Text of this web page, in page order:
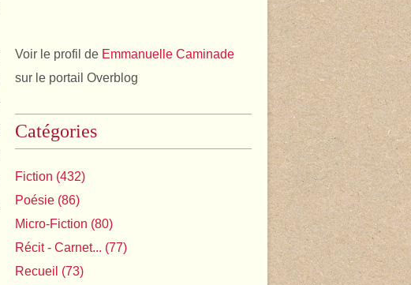
Voir le profil de Emmanuelle Caminade
sur le portail Overblog
Catégories
Fiction (432)
Poésie (86)
Micro-Fiction (80)
Récit - Carnet... (77)
Recueil (73)